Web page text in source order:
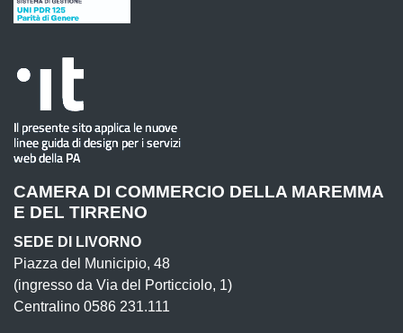
CAMERA DI COMMERCIO DELLA MAREMMA
E DEL TIRRENO
SEDE DI LIVORNO
Piazza del Municipio, 48
(ingresso da Via del Porticciolo, 1)
Centralino 0586 231.111